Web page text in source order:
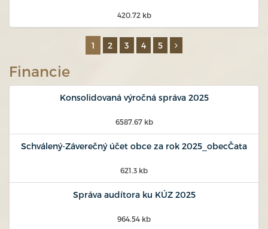
420.72 kb
1 2 3 4 5
Financie
Konsolidovaná výročná správa 2025
6587.67 kb
Schválený-Záverečný účet obce za rok 2025_obecČata
621.3 kb
Správa audítora ku KÚZ 2025
964.54 kb